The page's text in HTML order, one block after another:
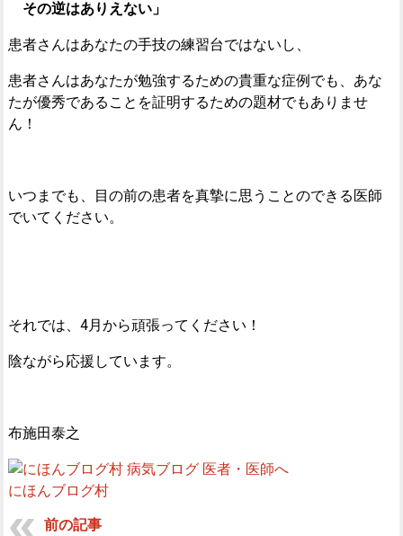
その逆はありえない」
患者さんはあなたの手技の練習台ではないし、
患者さんはあなたが勉強するための貴重な症例でも、あな
たが優秀であることを証明するための題材でもありませ
ん！
いつまでも、目の前の患者を真摯に思うことのできる医師
でいてください。
それでは、4月から頑張ってください！
陰ながら応援しています。
布施田泰之
にほんブログ村
前の記事